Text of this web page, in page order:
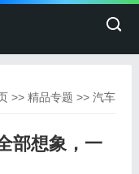
>>精品专题 >>汽车
部想象，一